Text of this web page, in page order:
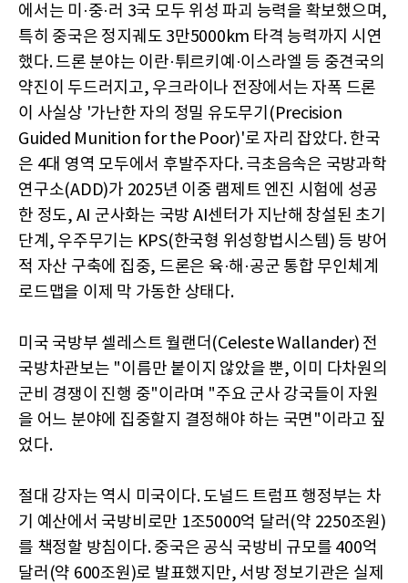
에서는 미·중·러 3국 모두 위성 파괴 능력을 확보했으며,
특히 중국은 정지궤도 3만5000km 타격 능력까지 시연
했다. 드론 분야는 이란·튀르키예·이스라엘 등 중견국의
약진이 두드러지고, 우크라이나 전장에서는 자폭 드론
이 사실상 '가난한 자의 정밀 유도무기(Precision
Guided Munition for the Poor)'로 자리 잡았다. 한국
은 4대 영역 모두에서 후발주자다. 극초음속은 국방과학
연구소(ADD)가 2025년 이중 램제트 엔진 시험에 성공
한 정도, AI 군사화는 국방 AI센터가 지난해 창설된 초기
단계, 우주무기는 KPS(한국형 위성항법시스템) 등 방어
적 자산 구축에 집중, 드론은 육·해·공군 통합 무인체계
로드맵을 이제 막 가동한 상태다.
미국 국방부 셀레스트 월랜더(Celeste Wallander) 전
국방차관보는 "이름만 붙이지 않았을 뿐, 이미 다차원의
군비 경쟁이 진행 중"이라며 "주요 군사 강국들이 자원
을 어느 분야에 집중할지 결정해야 하는 국면"이라고 짚
었다.
절대 강자는 역시 미국이다. 도널드 트럼프 행정부는 차
기 예산에서 국방비로만 1조5000억 달러(약 2250조원)
를 책정할 방침이다. 중국은 공식 국방비 규모를 400억
달러(약 600조원)로 발표했지만, 서방 정보기관은 실제